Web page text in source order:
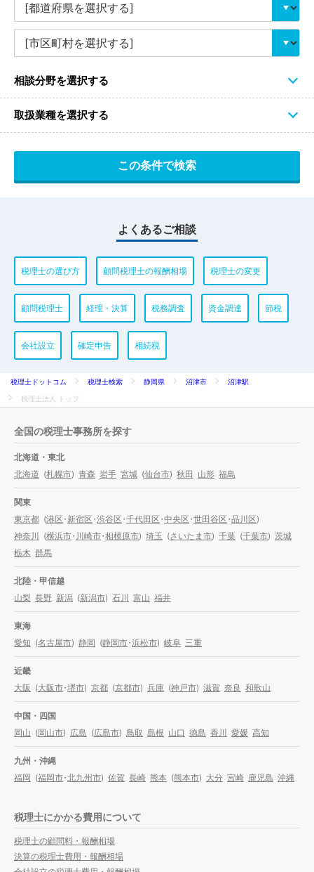
相談分野を選択する
取扱業種を選択する
よくあるご相談
税理士の選び方 顧問税理士の報酬相場 税理士の変更
顧問税理士 経理・決算 税務調査 資金調達 節税
会社設立 確定申告 相続税
税理士ドットコム 税理士検索 静岡県 沼津市
沼津駅
税理士法人 トップ
全国の税理士事務所を探す
北海道・東北
北海道 (札幌市) 青森 岩手 宮城 (仙台市) 秋田 山形 福島
関東
東京都 (港区・新宿区・渋谷区・千代田区・中央区・世田谷区・品川区)
神奈川 (横浜市・川崎市・相模原市) 埼玉 (さいたま市) 千葉 (千葉市) 茨城
栃木 群馬
北陸・甲信越
山梨 長野 新潟 (新潟市) 石川 富山 福井
東海
愛知 (名古屋市) 静岡 (静岡市・浜松市) 岐阜 三重
近畿
大阪 (大阪市・堺市) 京都 (京都市) 兵庫 (神戸市) 滋賀 奈良 和歌山
中国・四国
岡山 (岡山市) 広島 (広島市) 鳥取 島根 山口 徳島 香川 愛媛 高知
九州・沖縄
福岡 (福岡市・北九州市) 佐賀 長崎 熊本 (熊本市) 大分 宮崎 鹿児島 沖縄
税理士にかかる費用について
税理士の顧問料・報酬相場
決算の税理士費用・報酬相場